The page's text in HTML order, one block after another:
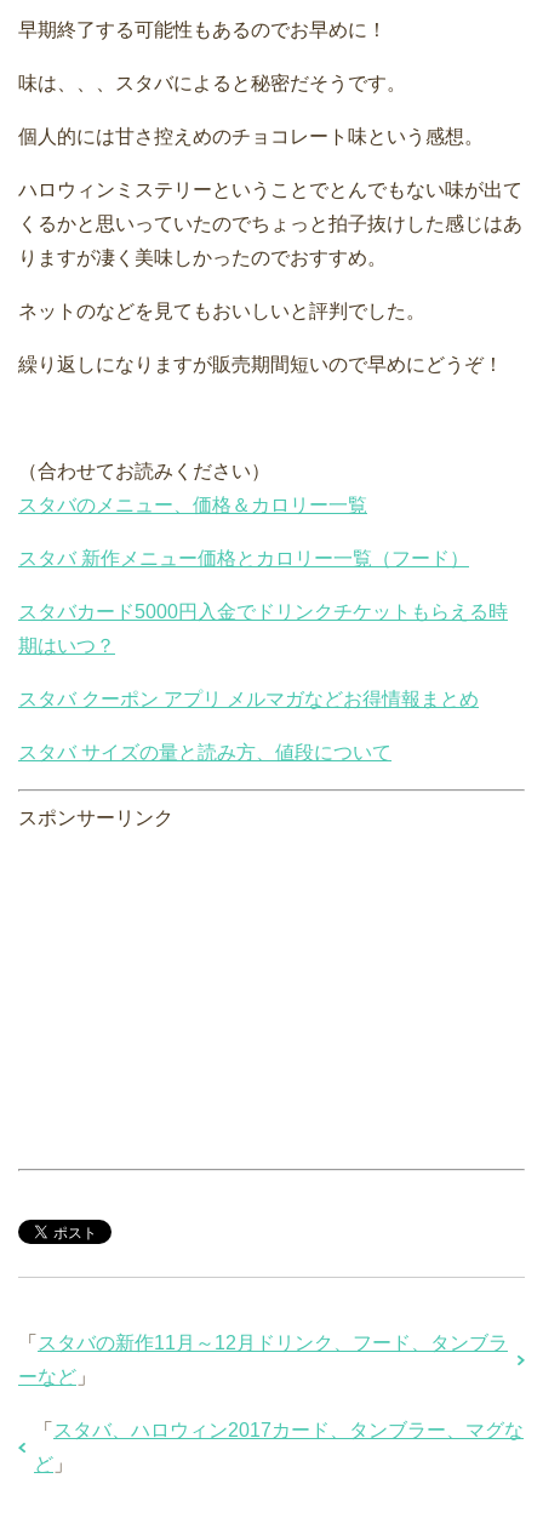
早期終了する可能性もあるのでお早めに！
味は、、、スタバによると秘密だそうです。
個人的には甘さ控えめのチョコレート味という感想。
ハロウィンミステリーということでとんでもない味が出て
くるかと思いっていたのでちょっと拍子抜けした感じはあ
りますが凄く美味しかったのでおすすめ。
ネットのなどを見てもおいしいと評判でした。
繰り返しになりますが販売期間短いので早めにどうぞ！
（合わせてお読みください）
スタバのメニュー、価格＆カロリー一覧
スタバ 新作メニュー価格とカロリー一覧（フード）
スタバカード5000円入金でドリンクチケットもらえる時
期はいつ？
スタバ クーポン アプリ メルマガなどお得情報まとめ
スタバ サイズの量と読み方、値段について
スポンサーリンク
「 スタバの新作11月～12月ドリンク、フード、タンブラ
ーなど 」
「 スタバ、ハロウィン2017カード、タンブラー、マグな
ど 」